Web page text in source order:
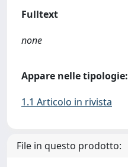
Fulltext
none
Appare nelle tipologie:
1.1 Articolo in rivista
File in questo prodotto: